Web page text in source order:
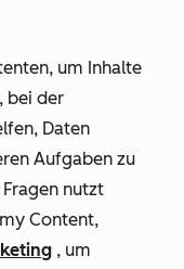
um Inhalte
bei der
Daten
Aufgaben zu
nutzt
Content,
, um